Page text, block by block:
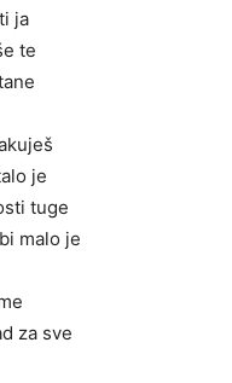
ja
te
je
tuge
malo je
za sve